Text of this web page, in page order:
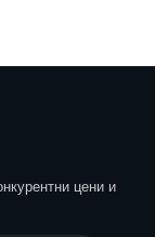
цени и